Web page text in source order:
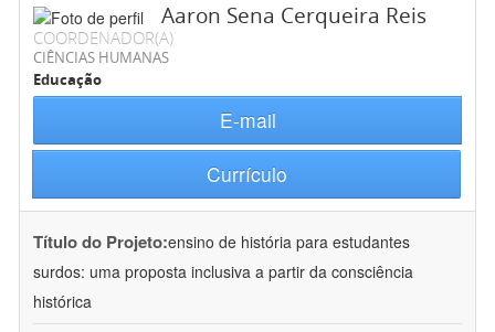
Aaron Sena Cerqueira Reis
COORDENADOR(A)
CIÊNCIAS HUMANAS
Educação
E-mail
Currículo
Título do Projeto:ensino de história para estudantes
surdos: uma proposta inclusiva a partir da consciência
histórica